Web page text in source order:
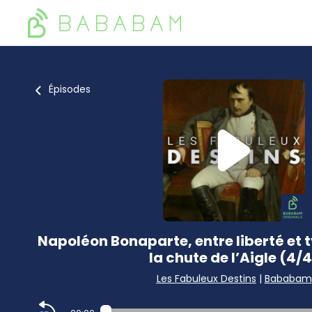
Épisodes
Napoléon Bonaparte, entre liberté et
la chute de l’Aigle (4/
Les Fabuleux Destins | Bababam